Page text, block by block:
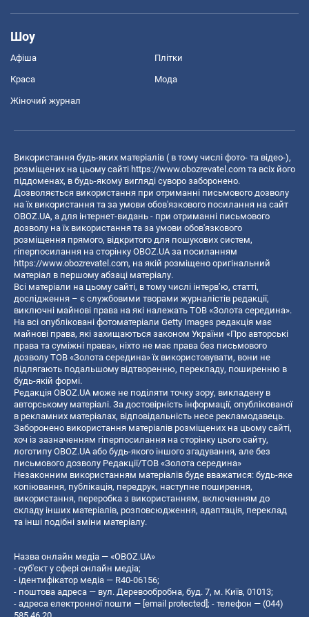
Шоу
Афіша Плітки
Краса Мода
Жіночий журнал
Використання будь-яких матеріалів ( в тому числі фото- та відео-),
розміщених на цьому сайті https://www.obozrevatel.com та всіх його
піддоменах, в будь-якому вигляді суворо заборонено.
Дозволяється використання при отриманні письмового дозволу
на їх використання та за умови обов'язкового посилання на сайт
OBOZ.UA, а для інтернет-видань - при отриманні письмового
дозволу на їх використання та за умови обов'язкового
розміщення прямого, відкритого для пошукових систем,
гіперпосилання на сторінку OBOZ.UA за посиланням
https://www.obozrevatel.com, на якій розміщено оригінальний
матеріал в першому абзаці матеріалу.
Всі матеріали на цьому сайті, в тому числі інтерв’ю, статті,
дослідження – є службовими творами журналістів редакції,
виключні майнові права на які належать ТОВ «Золота середина».
На всі опубліковані фотоматеріали Getty Images редакція має
майнові права, які захищаються законом України «Про авторські
права та суміжні права», ніхто не має права без письмового
дозволу ТОВ «Золота середина» їх використовувати, вони не
підлягають подальшому відтворенню, перекладу, поширенню в
будь-якій формі.
Редакція OBOZ.UA може не поділяти точку зору, викладену в
авторському матеріалі. За достовірність інформації, опублікованої
в рекламних матеріалах, відповідальність несе рекламодавець.
Заборонено використання матеріалів розміщених на цьому сайті,
хоч із зазначенням гіперпосилання на сторінку цього сайту,
логотипу OBOZ.UA або будь-якого іншого згадування, але без
письмового дозволу Редакції/ТОВ «Золота середина»
Незаконним використанням матеріалів буде вважатися: будь-яке
копiювання, публiкацiя, передрук, наступне поширення,
використання, переробка з використанням, включенням до
складу інших матеріалів, розповсюдження, адаптація, переклад
та інші подібні зміни матеріалу.
Назва онлайн медіа — «OBOZ.UA»
- суб'єкт у сфері онлайн медіа;
- ідентифікатор медіа — R40-06156;
- поштова адреса — вул. Деревообробна, буд. 7, м. Київ, 01013;
- адреса електронної пошти — [email protected]; - телефон — (044)